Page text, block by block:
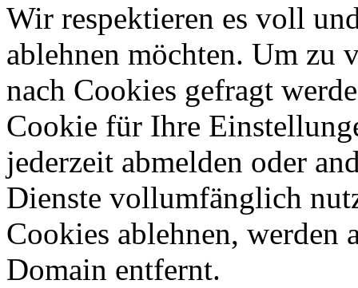
Wir respektieren es voll
ablehnen möchten. Um zu
nach Cookies gefragt
Cookie für Ihre
jederzeit abmelden oder
Dienste vollumfänglich
Cookies ablehnen, werden
Domain entfernt.